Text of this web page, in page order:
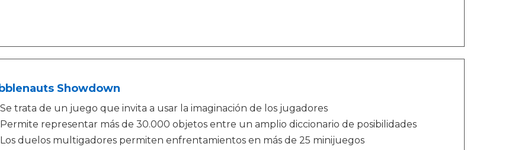
Showdown
Se trata de un juego que invita a usar la imaginación de los jugadores
Permite representar más de 30.000 objetos entre un amplio diccionario de posibilidades
Los duelos multigadores permiten enfrentamientos en más de 25 minijuegos